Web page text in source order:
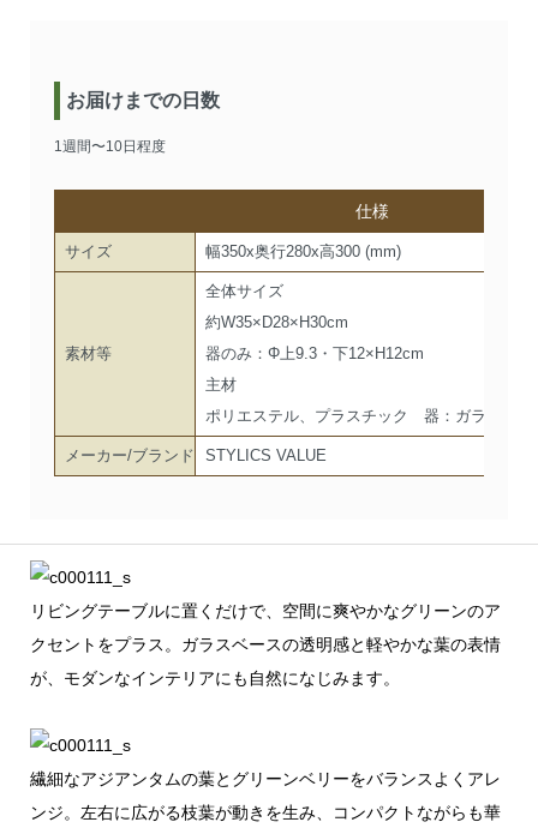
お届けまでの日数
1週間〜10日程度
仕様
サイズ 幅350x奥行280x高300 (mm)
素材等
全体サイズ
約W35×D28×H30cm
器のみ：Φ上9.3・下12×H12cm
主材
ポリエステル、プラスチック 器：ガラス 人
メーカー/ブランド STYLICS VALUE
リビングテーブルに置くだけで、空間に爽やかなグリーンのア
クセントをプラス。ガラスベースの透明感と軽やかな葉の表情
が、モダンなインテリアにも自然になじみます。
繊細なアジアンタムの葉とグリーンベリーをバランスよくアレ
ンジ。左右に広がる枝葉が動きを生み、コンパクトながらも華